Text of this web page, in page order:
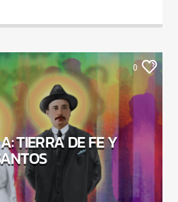
0
TIERRA DE FE Y